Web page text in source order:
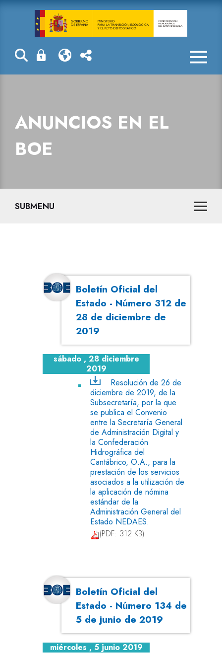
Anuncios en
ANUNCIOS EN EL
BOE
SUBMENU
Boletín Oficial del
Estado - Número 312 de
28 de diciembre de
2019
sábado , 28 diciembre
2019
Resolución de 26 de
diciembre de 2019, de la
Subsecretaría, por la que
se publica el Convenio
entre la Secretaría General
de Administración Digital y
la Confederación
Hidrográfica del
Cantábrico, O.A., para la
prestación de los servicios
asociados a la utilización de
la aplicación de nómina
estándar de la
Administración General del
Estado NEDAES.
(PDF: 312 KB)
Boletín Oficial del
Estado - Número 134 de
5 de junio de 2019
miércoles , 5 junio 2019